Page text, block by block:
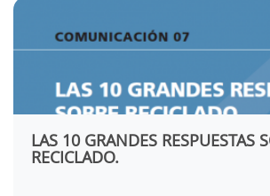
LAS 10 GRANDES RESPUESTAS
RECICLADO.